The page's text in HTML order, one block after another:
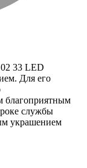
33 LED
Для его
благоприятным
службы
украшением